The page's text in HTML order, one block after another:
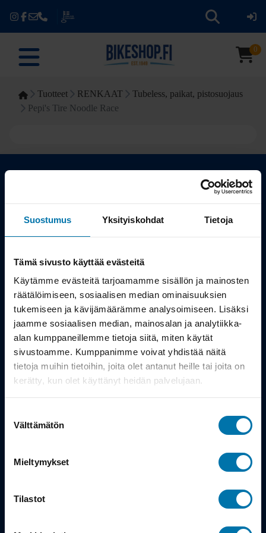
Suostumus Yksityiskohdat Tietoja
Tämä sivusto käyttää evästeitä
Käytämme evästeitä tarjoamamme sisällön ja mainosten
räätälöimiseen, sosiaalisen median ominaisuuksien
tukemiseen ja kävijämäärämme analysoimiseen. Lisäksi
jaamme sosiaalisen median, mainosalan ja analytiikka-
alan kumppaneillemme tietoja siitä, miten käytät
sivustoamme. Kumppanimme voivat yhdistää näitä
tietoja muihin tietoihin, joita olet antanut heille tai joita on
kerätty, kun olet käyttänyt heidän palvelujaan.
valinta
Välttämätön
Mieltymykset
Tilastot
0
Tuotteet RENKAAT
Tubeless, paikat, pistosuojaus
Pepi's Tire Noodle Race
Kauppa
Työsuhdepyörä
Info
Toimitus
Takuu ja palautukset